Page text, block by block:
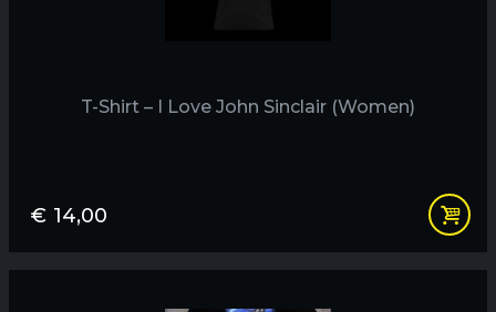
T-Shirt – I Love John Sinclair (Women)
€ 14,00